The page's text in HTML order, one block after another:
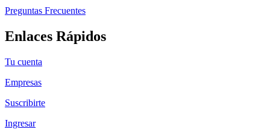
Preguntas Frecuentes
Enlaces Rápidos
Tu cuenta
Empresas
Suscribirte
Ingresar